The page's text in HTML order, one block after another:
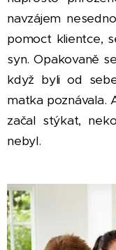
navzájem
pomoct klientce,
syn. Opakovaně
když byli od
matka poznávala.
začal stýkat,
nebyl.